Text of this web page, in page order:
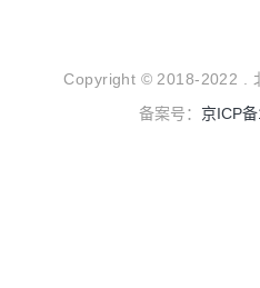
Copyright © 2018-2022 .
备案号： 京ICP